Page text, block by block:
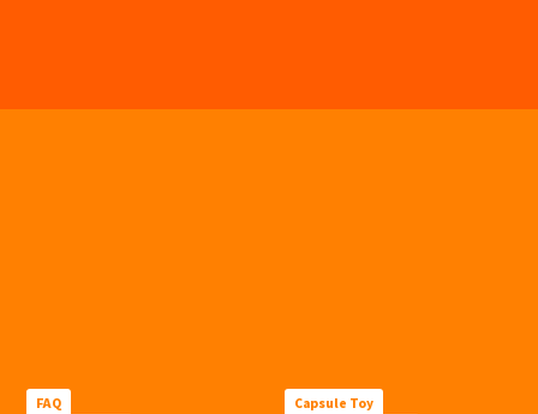
FAQ Capsule Toy